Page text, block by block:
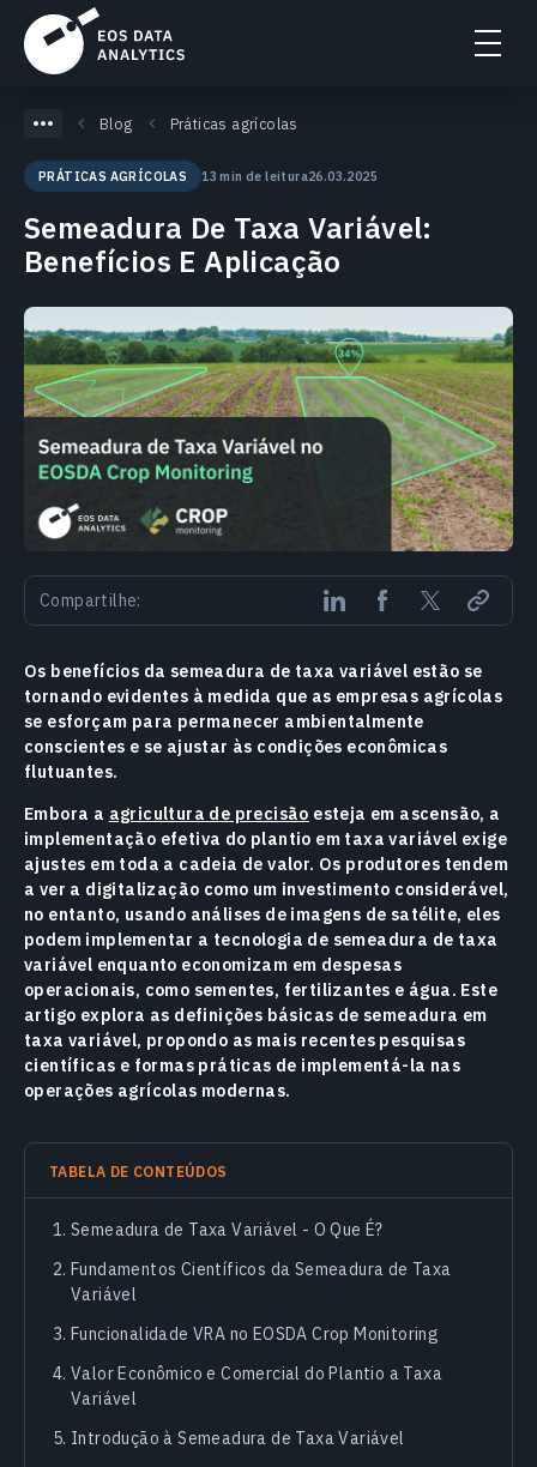
Blog Práticas agrícolas
PRÁTICAS AGRÍCOLAS 13 min de leitura26.03.2025
Semeadura De Taxa Variável:
Benefícios E Aplicação
Compartilhe:
Os benefícios da semeadura de taxa variável estão se
tornando evidentes à medida que as empresas agrícolas
se esforçam para permanecer ambientalmente
conscientes e se ajustar às condições econômicas
flutuantes.
Embora a agricultura de precisão esteja em ascensão, a
implementação efetiva do plantio em taxa variável exige
ajustes em toda a cadeia de valor. Os produtores tendem
a ver a digitalização como um investimento considerável,
no entanto, usando análises de imagens de satélite, eles
podem implementar a tecnologia de semeadura de taxa
variável enquanto economizam em despesas
operacionais, como sementes, fertilizantes e água. Este
artigo explora as definições básicas de semeadura em
taxa variável, propondo as mais recentes pesquisas
científicas e formas práticas de implementá-la nas
operações agrícolas modernas.
TABELA DE CONTEÚDOS
Semeadura de Taxa Variável - O Que É?
Fundamentos Científicos da Semeadura de Taxa
Variável
Funcionalidade VRA no EOSDA Crop Monitoring
Valor Econômico e Comercial do Plantio a Taxa
Variável
Introdução à Semeadura de Taxa Variável